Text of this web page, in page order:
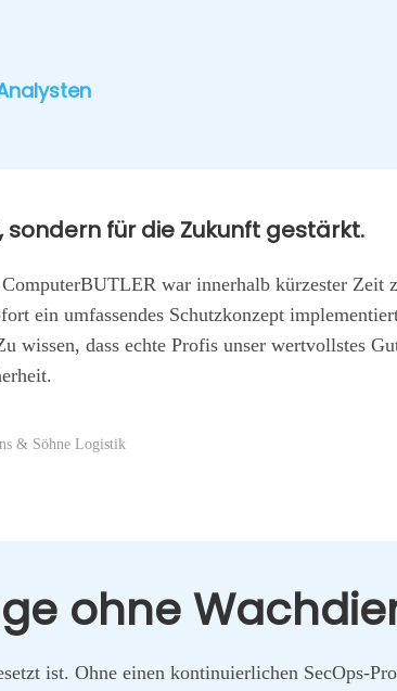
für die Zukunft gestärkt.
war inner­halb kür­zes­ter
ein umfas­sen­des Schutz­kon­zept
dass ech­te Pro­fis unser wert­volls­tes
& Söh­ne Logis­tik
ohne
ist. Ohne einen kon­ti­nu­ier­li­chen SecOps-